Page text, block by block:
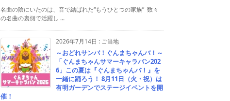
名曲の陰にいたのは、音で結ばれた“もうひとつの家族” 数々
の名曲の裏側で活躍し ...
2026年7月14日 : ご当地
～おどれサンバ！ぐんまちゃんバ！～
「ぐんまちゃんサマーキャラバン202
6」この夏は『ぐんまちゃんバ！』を
一緒に踊ろう！ 8月11日（火・祝）は
有明ガーデンでステージイベントを開
催！